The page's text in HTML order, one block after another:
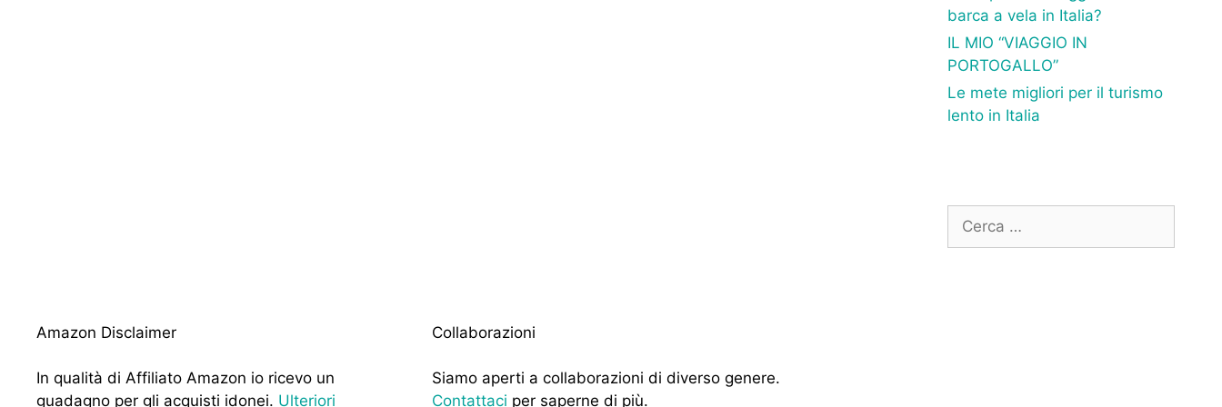
barca a vela in Italia?
IL MIO “VIAGGIO IN
PORTOGALLO”
Le mete migliori per il turismo
lento in Italia
per:
Amazon Disclaimer
In qualità di Affiliato Amazon io ricevo un
guadagno per gli acquisti idonei. Ulteriori
Collaborazioni
Siamo aperti a collaborazioni di diverso genere.
Contattaci per saperne di più.